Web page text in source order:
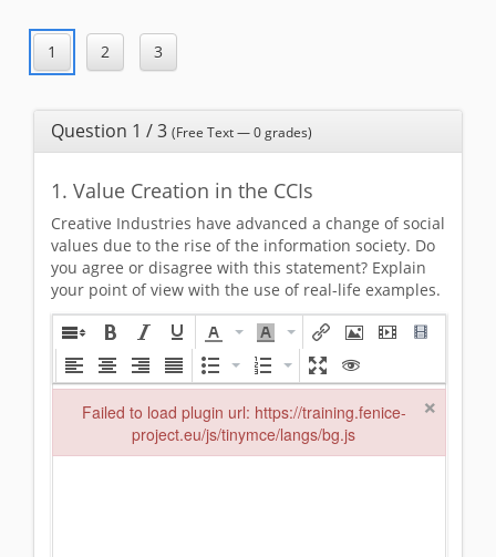
Question 1 / 3 (Free Text — 0 grades)
1. Value Creation in the CCIs
Creative Industries have advanced a change of social
values due to the rise of the information society. Do
you agree or disagree with this statement? Explain
your point of view with the use of real-life examples.
Failed to load plugin url: https://training.fenice-
project.eu/js/tinymce/langs/bg.js
×
Failed to load plugin url: https://training.fenice-project.eu/js/